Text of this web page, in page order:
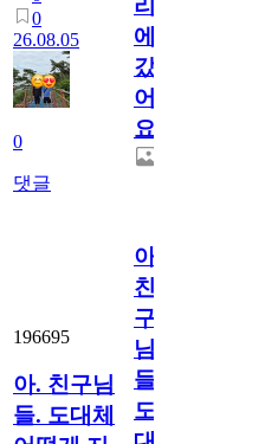
0
26.08.05
0
댓글
리
에
갔
어
요.
196695
아. 친구님
들. 도대체
아.
친
구
님
들.
도